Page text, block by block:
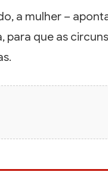
a mulher –
para que as